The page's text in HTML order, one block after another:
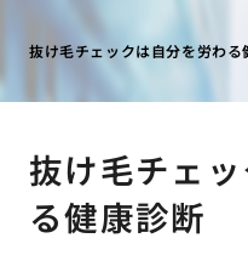
抜け毛チェックは自分を労わる
抜け毛チェ
る健康診断